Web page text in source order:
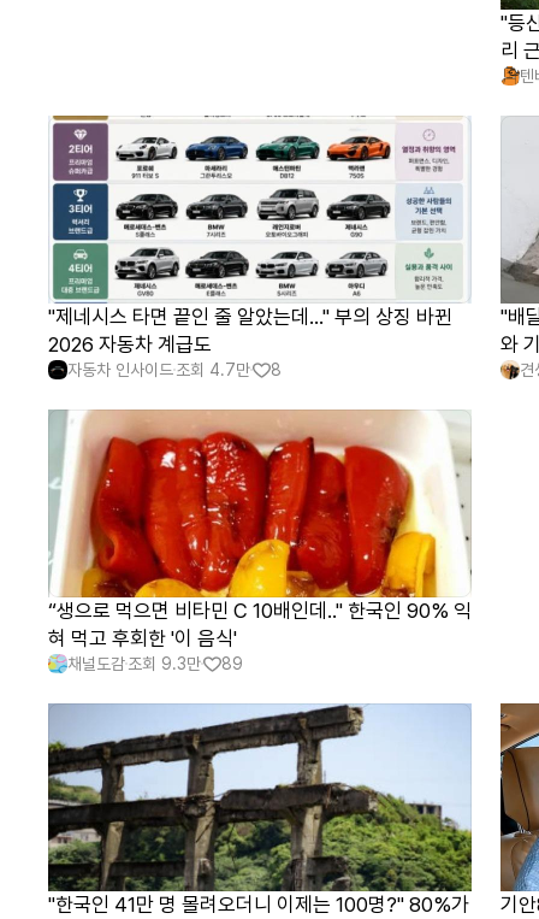
"등
리
"제네시스 타면 끝인 줄 알았는데…" 부의 상징 바뀐
2026 자동차 계급도
자동차 인사이드조회 4.7만 8
"배
와
견
“생으로 먹으면 비타민 C 10배인데.." 한국인 90% 익
혀 먹고 후회한 '이 음식'
채널도감조회 9.3만 89
"한국인 41만 명 몰려오더니 이제는 100명?" 80%가
기